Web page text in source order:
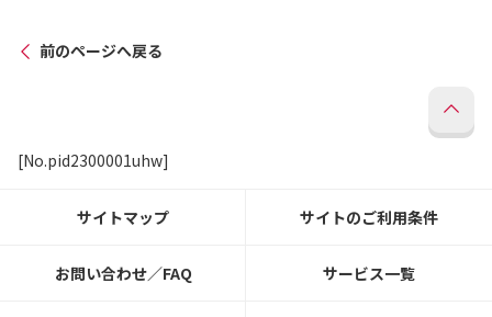
前のページへ戻る
[No.pid2300001uhw]
サイトマップ サイトのご利用条件
お問い合わせ／FAQ サービス一覧